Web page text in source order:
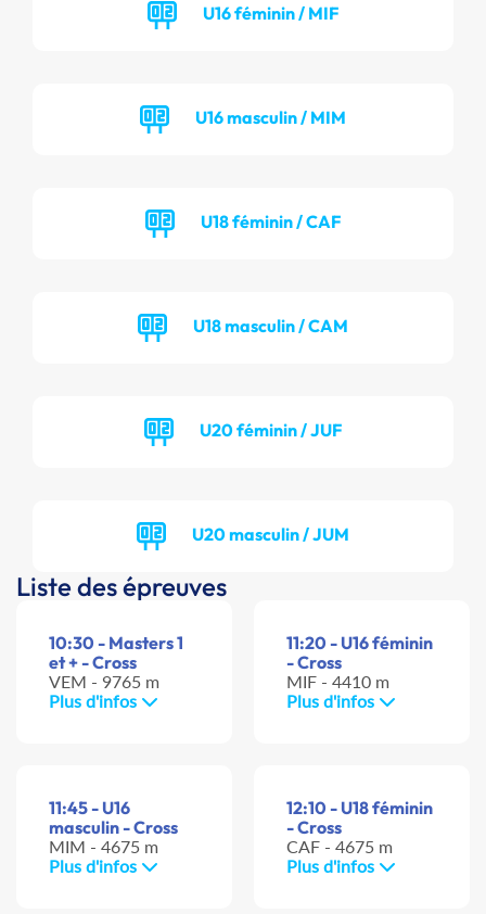
U16 féminin / MIF
U16 masculin / MIM
U18 féminin / CAF
U18 masculin / CAM
U20 féminin / JUF
U20 masculin / JUM
Liste des épreuves
10:30 - Masters 1
et + - Cross
VEM - 9765 m
Plus d'infos
11:20 - U16 féminin
- Cross
MIF - 4410 m
Plus d'infos
11:45 - U16
masculin - Cross
MIM - 4675 m
Plus d'infos
12:10 - U18 féminin
- Cross
CAF - 4675 m
Plus d'infos